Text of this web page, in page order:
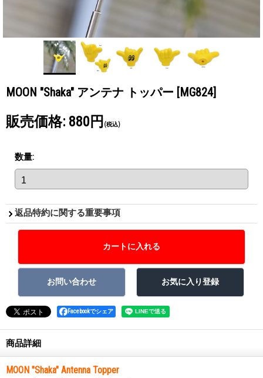
MOON "Shaka" アンテナ トッパー [MG824]
販売価格: 880円 (税込)
数量:
返品特約に関する重要事項
Facebookでシェア
商品詳細
MOON "Shaka" Antenna Topper